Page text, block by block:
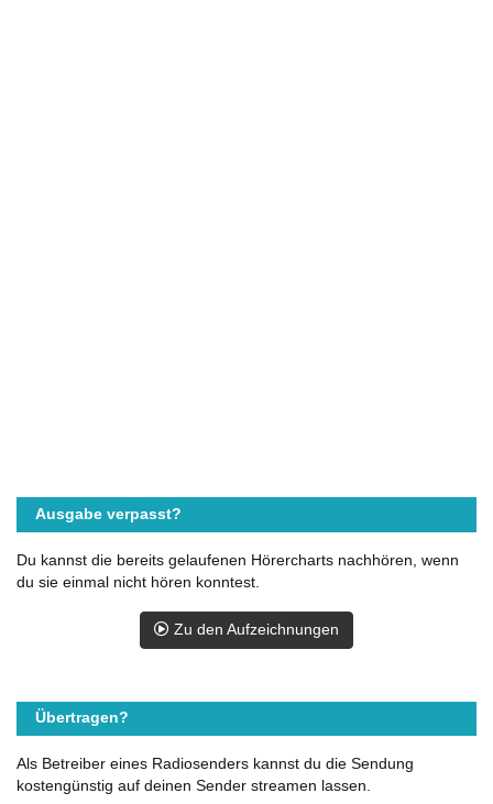
Ausgabe verpasst?
Du kannst die bereits gelaufenen Hörercharts nachhören, wenn
du sie einmal nicht hören konntest.
Zu den Aufzeichnungen
Übertragen?
Als Betreiber eines Radiosenders kannst du die Sendung
kostengünstig auf deinen Sender streamen lassen.